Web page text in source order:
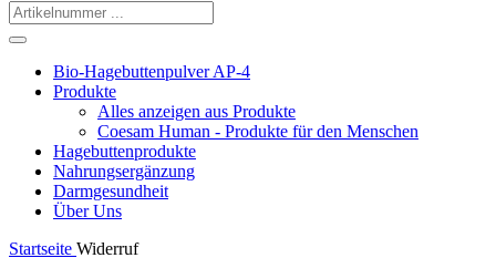
Bio-Hagebuttenpulver AP-4
Produkte
Alles anzeigen aus Produkte
Coesam Human - Produkte für den Menschen
Hagebuttenprodukte
Nahrungsergänzung
Darmgesundheit
Über Uns
Startseite Widerruf